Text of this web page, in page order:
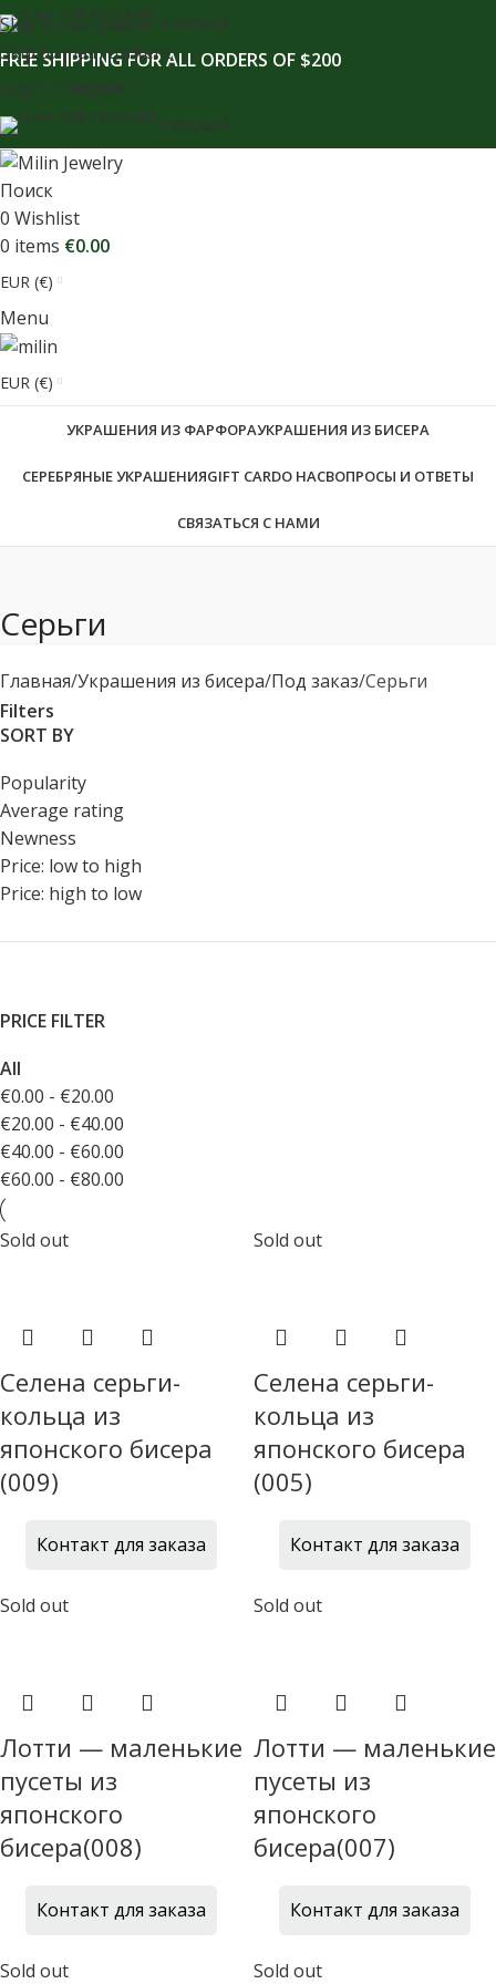
содержимому
Skip to navigation
Skip to main content
РУССКИЙ
FREE SHIPPING FOR ALL ORDERS OF $200
Login / Register
РУССКИЙ
Поиск
0 Wishlist
0 items €0.00
EUR (€)
Menu
EUR (€)
УКРАШЕНИЯ ИЗ ФАРФОРАУКРАШЕНИЯ ИЗ БИСЕРА
СЕРЕБРЯНЫЕ УКРАШЕНИЯGIFT CARDО НАСВОПРОСЫ И ОТВЕТЫ
СВЯЗАТЬСЯ С НАМИ
Серьги
Главная Украшения из бисера Под заказ Серьги
Filters
SORT BY
Popularity
Average rating
Newness
Price: low to high
Price: high to low
PRICE FILTER
All
€0.00 - €20.00
€20.00 - €40.00
€40.00 - €60.00
€60.00 - €80.00
Sold out
Селена серьги-
кольца из
японского бисера
(009)
Контакт для заказа
Sold out
Селена серьги-
кольца из
японского бисера
(005)
Контакт для заказа
Sold out
Лотти — маленькие
пусеты из
японского
бисера(008)
Контакт для заказа
Sold out
Лотти — маленькие
пусеты из
японского
бисера(007)
Контакт для заказа
Sold out Sold out